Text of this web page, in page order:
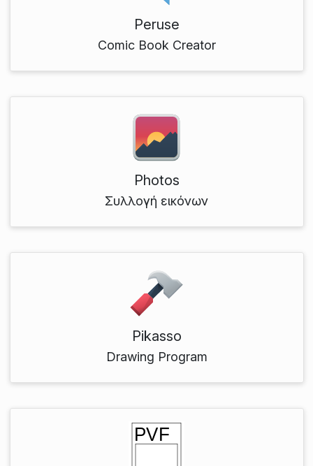
Peruse
Comic Book Creator
Photos
Συλλογή εικόνων
Pikasso
Drawing Program